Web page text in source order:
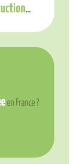
…
en France ?